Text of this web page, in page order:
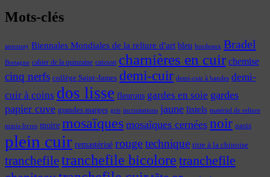
Mots-clés
annonay Biennales Mondiales de la reliure d'art bleu bordeaux Bradel
Bretagne cahier de la quinzaine caisson charnières en cuir chemise
cinq nerfs collège Saint-James demi-cuir demi-cuir à bandes demi-
cuir à coins dos lisse fleurons gardes en soie gardes
papier cuve grandes marges gris incrustations jaune listels matériel de reliure
minis-livres moire mosaïques mosaïques cernées noir oasis
plein cuir remastérisé rougetechnique titre à la chinoise
tranchefiletranchefile bicolore tranchefile